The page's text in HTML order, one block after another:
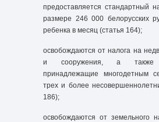
предоставляется стандартный
размере 246 000 белорусских
ребенка в месяц (статья 164);
освобождаются от налога на
и сооружения, а также
принадлежащие многодетным
трех и более
186);
освобождаются от земельного